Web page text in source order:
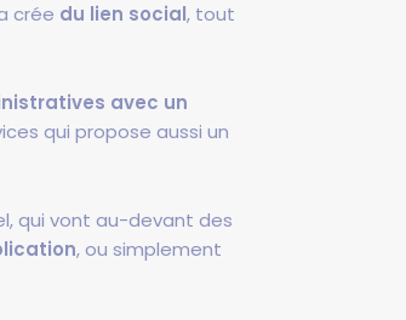
crée du lien social, tout
avec un
qui propose aussi un
qui vont au-devant des
, ou simplement